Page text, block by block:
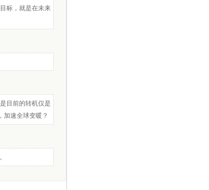
标，就是在未来
目前的转机仅是
加速全球变暖？